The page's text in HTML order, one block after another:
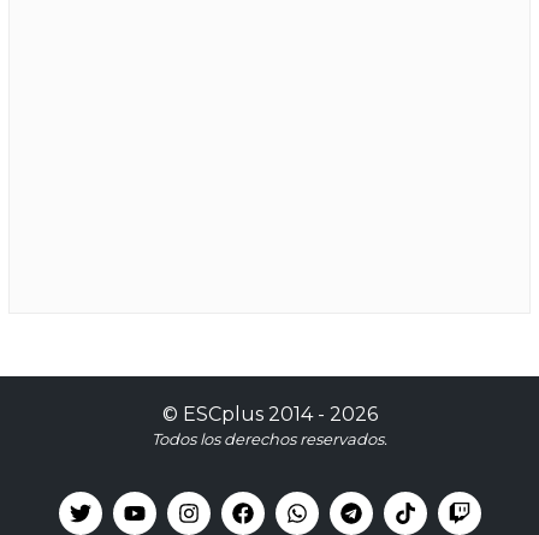
© ESCplus2014 - 2026
Todos los derechos reservados.